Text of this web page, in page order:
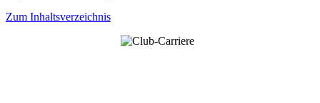
Zum Inhaltsverzeichnis